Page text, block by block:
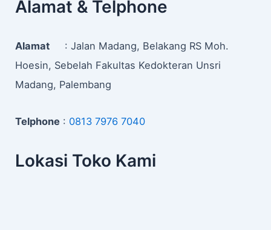
Alamat & Telphone
Alamat : Jalan Madang, Belakang RS Moh.
Hoesin, Sebelah Fakultas Kedokteran Unsri
Madang, Palembang
Telphone : 0813 7976 7040
Lokasi Toko Kami